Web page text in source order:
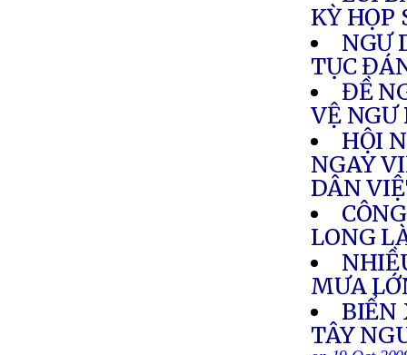
KỲ HỌP
NGƯ
TỤC
ĐỀ
VỆ NGƯ
HỘI
NGAY
DÂN
LONG
MƯA
BIỂN
TÂY